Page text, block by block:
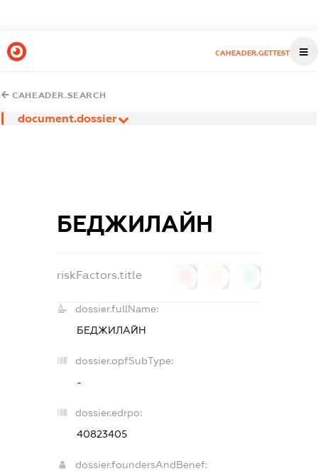
CAHEADER.GETTEST
CAHEADER.SEARCH
document.dossier
БЕДЖИЛАЙН
riskFactors.title
dossier.fullName:
БЕДЖИЛАЙН
dossier.opfSubType:
-
dossier.edrpo:
40823405
dossier.foundersAndBenef: